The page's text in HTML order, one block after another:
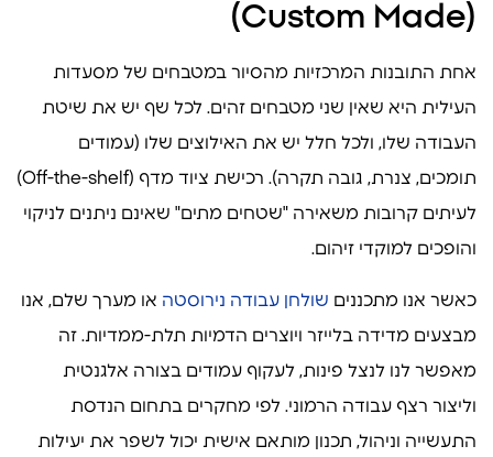
(Custom Made)
אחת התובנות המרכזיות מהסיור במטבחים של מסעדות
העילית היא שאין שני מטבחים זהים. לכל שף יש את שיטת
העבודה שלו, ולכל חלל יש את האילוצים שלו (עמודים
תומכים, צנרת, גובה תקרה). רכישת ציוד מדף (Off-the-shelf)
לעיתים קרובות משאירה "שטחים מתים" שאינם ניתנים לניקוי
והופכים למוקדי זיהום.
כאשר אנו מתכננים שולחן עבודה נירוסטה או מערך שלם, אנו
מבצעים מדידה בלייזר ויוצרים הדמיות תלת-ממדיות. זה
מאפשר לנו לנצל פינות, לעקוף עמודים בצורה אלגנטית
וליצור רצף עבודה הרמוני. לפי מחקרים בתחום הנדסת
התעשייה וניהול, תכנון מותאם אישית יכול לשפר את יעילות